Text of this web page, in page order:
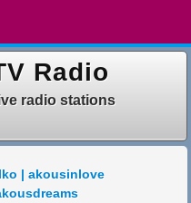
Radio
radio stations
| akousinlove